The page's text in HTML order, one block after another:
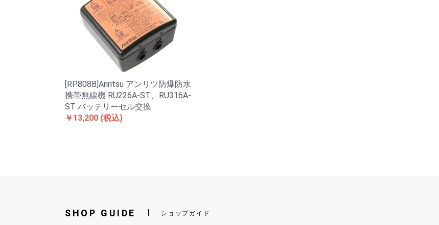
[RP808B]Anritsu アンリツ防爆防水
携帯無線機 RU226A-ST、RU316A-
ST バッテリーセル交換
￥13,200 (税込)
SHOP GUIDE ショップガイド